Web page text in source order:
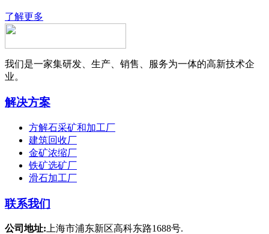
了解更多
我们是一家集研发、生产、销售、服务为一体的高新技术企
业。
解决方案
方解石采矿和加工厂
建筑回收厂
金矿浓缩厂
铁矿选矿厂
滑石加工厂
联系我们
公司地址: 上海市浦东新区高科东路1688号.